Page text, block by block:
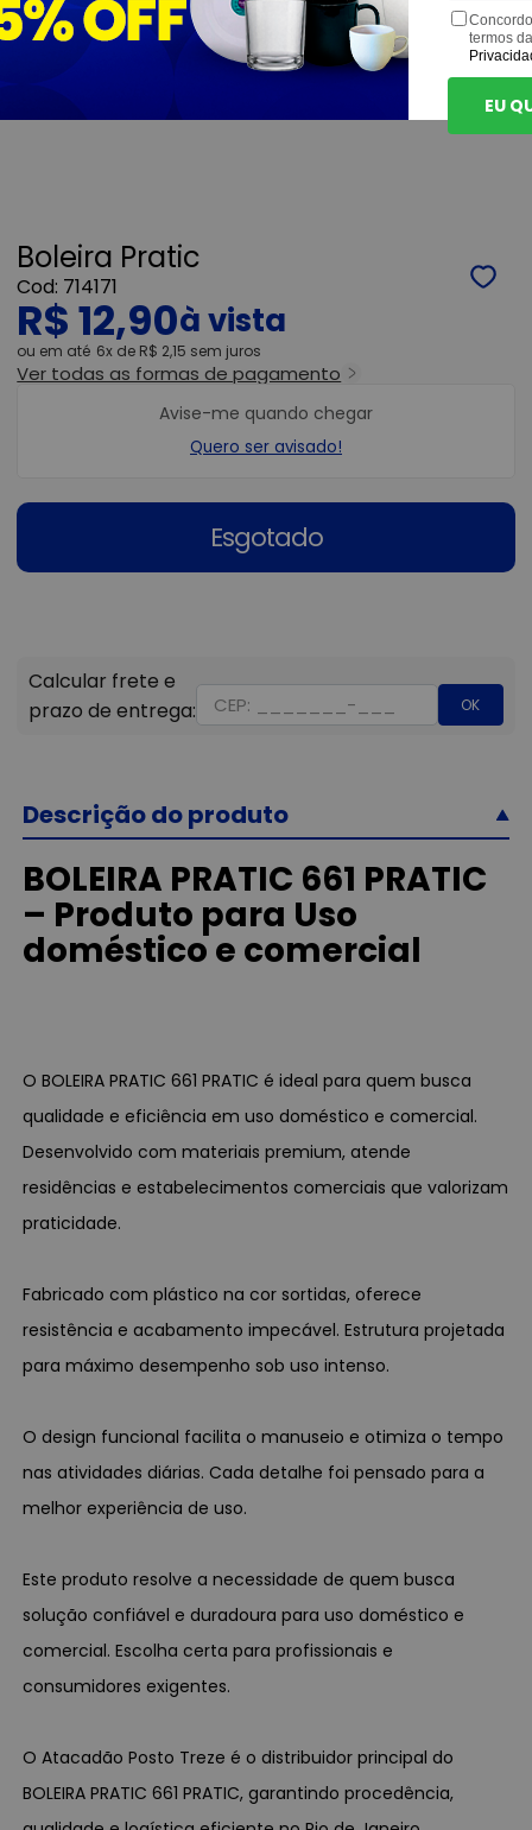
Boleira Pratic
714171
R$ 12,90
ou 6x de R$ 2,15 sem juros
Ver todas as formas de pagamento
Esgotado
Avise-me quando chegar
Quero ser avisado!
OK
Descrição do produto
BOLEIRA PRATIC 661 PRATIC
– Produto para Uso
doméstico e comercial
O BOLEIRA PRATIC 661 PRATIC é ideal para quem busca
qualidade e eficiência em uso doméstico e comercial.
Desenvolvido com materiais premium, atende
residências e estabelecimentos comerciais que valorizam
praticidade.
Fabricado com plástico na cor sortidas, oferece
resistência e acabamento impecável. Estrutura projetada
para máximo desempenho sob uso intenso.
O design funcional facilita o manuseio e otimiza o tempo
nas atividades diárias. Cada detalhe foi pensado para a
melhor experiência de uso.
Este produto resolve a necessidade de quem busca
solução confiável e duradoura para uso doméstico e
comercial. Escolha certa para profissionais e
consumidores exigentes.
O Atacadão Posto Treze é o distribuidor principal do
BOLEIRA PRATIC 661 PRATIC, garantindo procedência,
termos
EU